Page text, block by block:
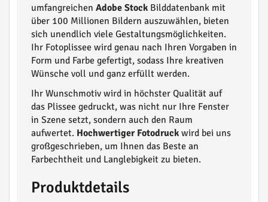
umfangreichen Adobe Stock Bilddatenbank mit
über 100 Millionen Bildern auszuwählen, bieten
sich unendlich viele Gestaltungsmöglichkeiten.
Ihr Fotoplissee wird genau nach Ihren Vorgaben in
Form und Farbe gefertigt, sodass Ihre kreativen
Wünsche voll und ganz erfüllt werden.
Ihr Wunschmotiv wird in höchster Qualität auf
das Plissee gedruckt, was nicht nur Ihre Fenster
in Szene setzt, sondern auch den Raum
aufwertet. Hochwertiger Fotodruck wird bei uns
großgeschrieben, um Ihnen das Beste an
Farbechtheit und Langlebigkeit zu bieten.
Produktdetails